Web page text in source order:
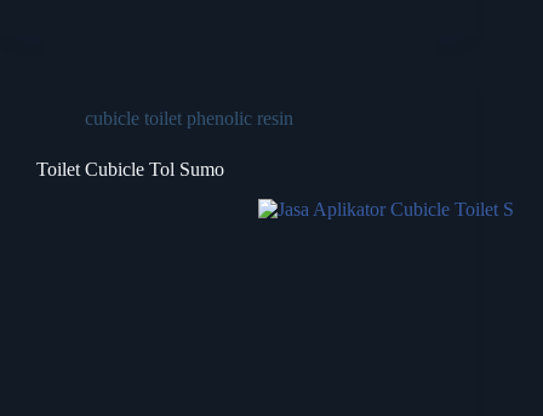
cubicle toilet phenolic resin
Toilet Cubicle Tol Sumo